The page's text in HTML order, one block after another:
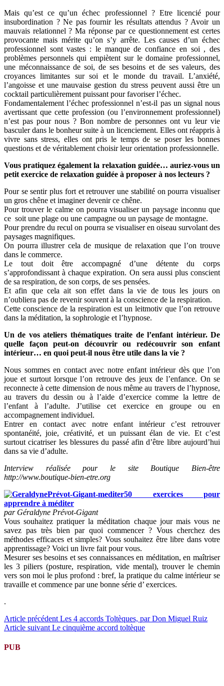
Mais qu’est ce qu’un échec professionnel ? Etre licencié pour
insubordination ? Ne pas fournir les résultats attendus ? Avoir un
mauvais relationnel ? Ma réponse par ce questionnement est certes
provocante mais mérite qu’on s’y arrête. Les causes d’un échec
professionnel sont vastes : le manque de confiance en soi , des
problèmes personnels qui empiètent sur le domaine professionnel,
une méconnaissance de soi, de ses besoins et de ses valeurs, des
croyances limitantes sur soi et le monde du travail. L’anxiété,
l’angoisse et une mauvaise gestion du stress peuvent aussi être un
cocktail particulièrement puissant pour favoriser l’échec.
Fondamentalement l’échec professionnel n’est-il pas un signal nous
avertissant que cette profession (ou l’environnement professionnel)
n’est pas pour nous ? Bon nombre de personnes ont vu leur vie
basculer dans le bonheur suite à un licenciement. Elles ont réappris à
vivre sans stress, elles ont pris le temps de se poser les bonnes
questions et de véritablement choisir leur orientation professionnelle.
Vous pratiquez également la relaxation guidée… auriez-vous un
petit exercice de relaxation guidée à proposer à nos lecteurs ?
Pour se sentir plus fort et retrouver une stabilité on pourra visualiser
un gros chêne et imaginer devenir ce chêne.
Pour trouver le calme on pourra visualiser un paysage inconnu que
ce soit une plage ou une campagne ou un paysage de montagne.
Pour prendre du recul on pourra se visualiser en oiseau survolant des
paysages magnifiques.
On pourra illustrer cela de musique de relaxation que l’on trouve
dans le commerce.
Le tout doit être accompagné d’une détente du corps
s’approfondissant à chaque expiration. On sera aussi plus conscient
de sa respiration, de son corps, de ses pensées.
Et afin que cela ait son effet dans la vie de tous les jours on
n’oubliera pas de revenir souvent à la conscience de la respiration.
Cette conscience de la respiration est un leitmotiv que l’on retrouve
dans la méditation, la sophrologie et l’hypnose.
Un de vos ateliers thématiques traite de l’enfant intérieur. De
quelle façon peut-on découvrir ou redécouvrir son enfant
intérieur… en quoi peut-il nous être utile dans la vie ?
Nous sommes en contact avec notre enfant intérieur dès que l’on
joue et surtout lorsque l’on retrouve des jeux de l’enfance. On se
reconnecte à cette dimension de nous même au travers de l’hypnose,
au travers du dessin ou à l’aide d’exercice comme la lettre de
l’enfant à l’adulte. J’utilise cet exercice en groupe ou en
accompagnement individuel.
Entrer en contact avec notre enfant intérieur c’est retrouver
spontanéité, joie, créativité, et un puissant élan de vie. Et c’est
surtout cicatriser les blessures du passé afin d’être libre aujourd’hui
dans sa vie d’adulte.
Interview réalisée pour le site Boutique Bien-être
http://www.boutique-bien-etre.org
50 exercices pour
apprendre à méditer
par Géraldyne Prévot-Gigant
Vous souhaitez pratiquer la méditation chaque jour mais vous ne
savez pas très bien par quoi commencer ? Vous cherchez des
méthodes efficaces et simples? Vous souhaitez être libre dans votre
apprentissage? Voici un livre fait pour vous.
Mesurer ses besoins et ses connaissances en méditation, en maîtriser
les 3 piliers (posture, respiration, vide mental), trouver le chemin
vers son moi le plus profond : bref, la pratique du calme intérieur se
travaille et commence par une bonne série d’ exercices.
.
Lire
la
suite
Article précédent Les 4 accords Toltèques, par Don Miguel Ruiz
Article suivant Le cinquième accord toltèque
PUB